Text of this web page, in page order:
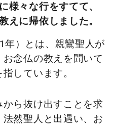
様々な行をすてて、
えに帰依しました。
年）とは、親鸞聖人が
念仏の教えを聞いて
しています。
ら抜け出すことを求
然聖人と出遇い、お